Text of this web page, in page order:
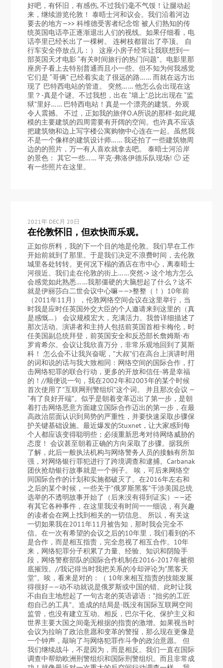
好吧，有怀旧，有感伤, 不过我们毫不气馁！让腿动起
来，继续游览伦敦！ 泰晤士河和议会。我们沿着河边
要去的地方—>> 科维德受害者纪念馆 被人们熟知的传
统英国电话亭正逐渐退出人们的视线。如果仔细看，电
话亭里已经长出了一棵树。 连树枝都冒出了亭顶。 自
行车安全停放点儿：） 这座小房子经常让我联想到一
部英国天才电影 “有关时间旅行的热门问题”。电影里那
座房子看上去特别普通而且小一些。但不知为何我感觉
它们是 “哥俩” 已经着实走了很远的路…… 而就在远方出
现了 巴特西电站的管道。 突然…… 他怎么会出现在这
里？-真是个谜。不过我想，出在 “墙上”总比出现在 “监
狱”里好…… 巴特西电站！真是一个漂亮的建筑。外观
令人震撼。 不过，正如我的旅伴O.A所说的那样-如此规
模的主要建筑的四周需要有开阔的空间。也许真不应该
把建筑物和边上写字楼公寓购物中心连在一起。虽然我
不是一个像样的建筑设计师…… 我还拍了一些建筑物周
边的的照片，万一有人喜欢就拿去吧。 泰晤士河沿岸
的景色： 其它一些…… 平克·弗洛伊德乐队现场! 🙂 还
有一些照片在这里。
2021年 DEC月 20日
在伦敦怀旧，但欢快而乐观。
正如你所料，我的下一个目的地是伦敦。我们早在工作
开始前就到了那里。于是我们决定不浪费时间，去伦敦
城里各处转转。更何况下榻的酒店在市中心，离泰晤士
河很近。我们走在伦敦的街上……突然-> 这个地方怎么
会感觉如此熟悉……我那僵硬的大脑想起了什么？这不
就是伊丽莎白二世会议中心嘛——>整整（！）10年前
（2011年11月），伦敦网络空间会议在这里举行，当
时我是应时任英国外交大臣的个人邀请来到这里的（真
是感慨…） 会议规模宏大，充满活力。我曾详细描述了
那次活动。演讲者和主持人包括前英国首相卡梅伦，时
任美国副总统拜登，前英国安全和反恐部长詹姆斯·布
罗肯希尔。会议让我欣喜万分，非常乐观地回到了莫斯
科！ 怎么会不让我兴奋呢，”大叔”们在高台上演讲时用
的词和说的话与我大致相同：网络空间的国际合作，打
击网络犯罪的联合行动，更多的开放和信任-将是幸福
的！//顺便说一句，我在2002年和2003年的某个时候
首次使用了”互联网刑警组织”这个词。 并且那次会议 —
“有了良好开端”。似乎是朝着变革迈出了第一步，是朝
着打击网络恶意方面建立国际合作迈出的第一步，在最
高政治层面认识到局势的严重性，并要快速采取步骤保
护关键基础设施。最近爆发的Stuxnet，让大家感到每
个人都应该变得聪明些；必须重新思考对待网络威胁的
态度！ 会议甚至朝着正确的方向采取了步骤。据我所
了解，此后一般执法机构与网络警务人员的接触有所加
强，对网络银行罪犯进行了跨境调查和逮捕。Carbanak
团伙抢劫银行故事就是一个例子。 唉，可后来网络空
间国际合作的计划和实施都破灭了。在2016年左右和
之后的某个时候，一些关于”俄罗斯黑客”干涉美国总统
选举的不透明故事开始了（后来没有得到证实）——还
有其它各种事件，在这里我没有时间一一细说，有兴趣
的读者会在网上找到相关的一切信息。 所以，有关这
一切如果我在2011年11月被告知，那时我会完全不
信。在一次有希望的会议之后的10年里，我们看到的不
是合作，而是相互指责，完全忽视了相互合作。10年
来，网络犯罪分子积累了力量、经验、知识和阴险手
段，网络警察部队的国际合作机制在2016-2017年被彻
底摧毁。//我记得当时我把关系的冷却评论为”黑客天
堂”。唉，看来是对的：（ 10年来相互指责的技能发展
得很好——动不动就说是俄罗斯或中国的错。此时让我
不由自主地想起了一句古老的英语谚语：”拙劣的工匠
怨自己的工具”。造成的结局是-既没有国际互联网空间
监管，也没有建立互动。相反，巴尔干化、保护主义和
世界主要大国之间毫无根据的指责的激增。如果视当时
会议为拉响了政治意愿和变革的警报，那么现在更像是
一个钟声，敲响了与网络犯罪作斗争的政治意愿。 但
我们继续战斗，不是因为，而是相反。我们一直在国际
调查中帮助欧洲刑警组织和国际刑警组织。而且非常成